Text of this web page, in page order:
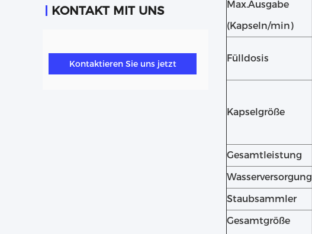
KONTAKT MIT UNS
Kontaktieren Sie uns jetzt
Max.Ausgabe
(Kapseln/min)
Fülldosis
Kapselgröße
Gesamtleistung
Wasserversorgung
Staubsammler
Gesamtgröße